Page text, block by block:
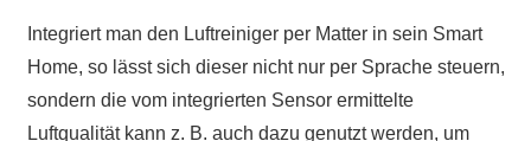
Integriert man den Luftreiniger per Matter in sein Smart
Home, so lässt sich dieser nicht nur per Sprache steuern,
sondern die vom integrierten Sensor ermittelte
Luftqualität kann z. B. auch dazu genutzt werden, um